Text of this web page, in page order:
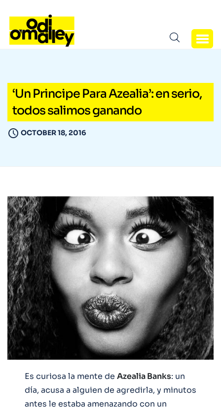
‘Un Principe Para Azealia’: en serio,
todos salimos ganando
OCTOBER 18, 2016
Es curiosa la mente de Azealia Banks: un
día, acusa a alguien de agredirla, y minutos
antes le estaba amenazando con un